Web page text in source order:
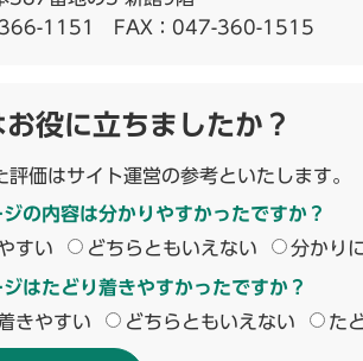
1151 FAX：047-360-1515
役に立ちましたか？
評価はサイト運営の参考といたします。
の内容は分かりやすかったですか？
すい どちらともいえない 分かり
はたどり着きやすかったですか？
きやすい どちらともいえない た